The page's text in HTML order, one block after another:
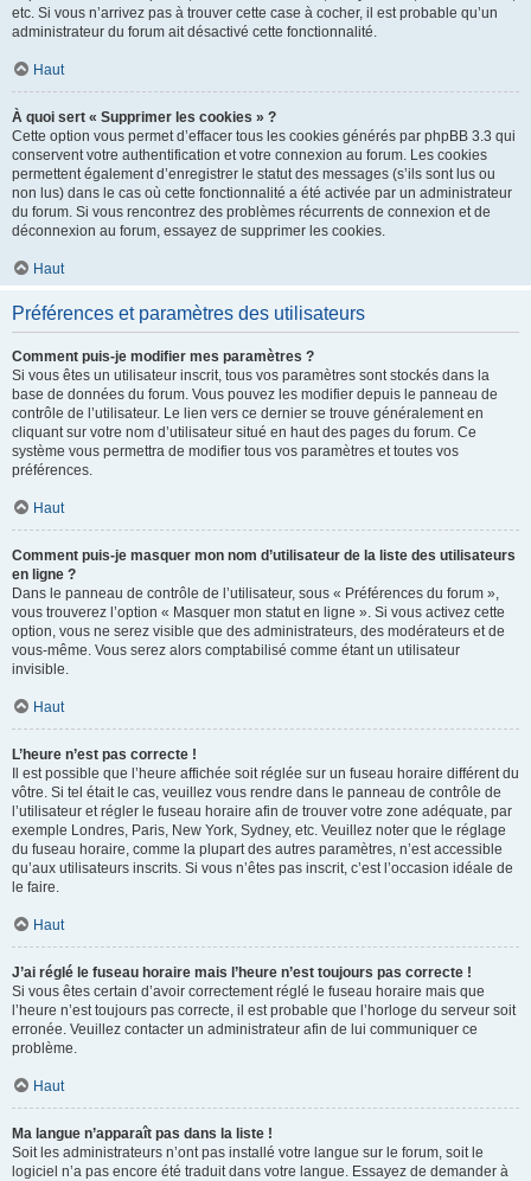
etc. Si vous n’arrivez pas à trouver cette case à cocher, il est probable qu’un
administrateur du forum ait désactivé cette fonctionnalité.
Haut
À quoi sert « Supprimer les cookies » ?
Cette option vous permet d’effacer tous les cookies générés par phpBB 3.3 qui
conservent votre authentification et votre connexion au forum. Les cookies
permettent également d’enregistrer le statut des messages (s’ils sont lus ou
non lus) dans le cas où cette fonctionnalité a été activée par un administrateur
du forum. Si vous rencontrez des problèmes récurrents de connexion et de
déconnexion au forum, essayez de supprimer les cookies.
Haut
Préférences et paramètres des utilisateurs
Comment puis-je modifier mes paramètres ?
Si vous êtes un utilisateur inscrit, tous vos paramètres sont stockés dans la
base de données du forum. Vous pouvez les modifier depuis le panneau de
contrôle de l’utilisateur. Le lien vers ce dernier se trouve généralement en
cliquant sur votre nom d’utilisateur situé en haut des pages du forum. Ce
système vous permettra de modifier tous vos paramètres et toutes vos
préférences.
Haut
Comment puis-je masquer mon nom d’utilisateur de la liste des utilisateurs
en ligne ?
Dans le panneau de contrôle de l’utilisateur, sous « Préférences du forum »,
vous trouverez l’option « Masquer mon statut en ligne ». Si vous activez cette
option, vous ne serez visible que des administrateurs, des modérateurs et de
vous-même. Vous serez alors comptabilisé comme étant un utilisateur
invisible.
Haut
L’heure n’est pas correcte !
Il est possible que l’heure affichée soit réglée sur un fuseau horaire différent du
vôtre. Si tel était le cas, veuillez vous rendre dans le panneau de contrôle de
l’utilisateur et régler le fuseau horaire afin de trouver votre zone adéquate, par
exemple Londres, Paris, New York, Sydney, etc. Veuillez noter que le réglage
du fuseau horaire, comme la plupart des autres paramètres, n’est accessible
qu’aux utilisateurs inscrits. Si vous n’êtes pas inscrit, c’est l’occasion idéale de
le faire.
Haut
J’ai réglé le fuseau horaire mais l’heure n’est toujours pas correcte !
Si vous êtes certain d’avoir correctement réglé le fuseau horaire mais que
l’heure n’est toujours pas correcte, il est probable que l’horloge du serveur soit
erronée. Veuillez contacter un administrateur afin de lui communiquer ce
problème.
Haut
Ma langue n’apparaît pas dans la liste !
Soit les administrateurs n’ont pas installé votre langue sur le forum, soit le
logiciel n’a pas encore été traduit dans votre langue. Essayez de demander à